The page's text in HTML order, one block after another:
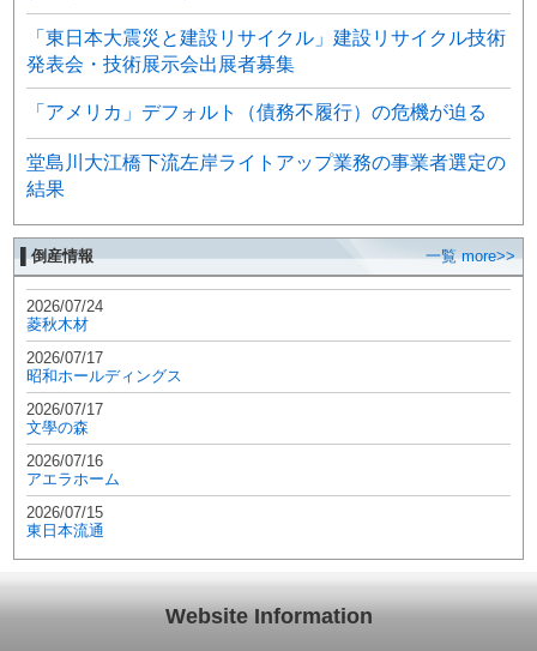
「東日本大震災と建設リサイクル」建設リサイクル技術
発表会・技術展示会出展者募集
「アメリカ」デフォルト（債務不履行）の危機が迫る
堂島川大江橋下流左岸ライトアップ業務の事業者選定の
結果
▌倒産情報 一覧 more>>
2026/07/24
菱秋木材
2026/07/17
昭和ホールディングス
2026/07/17
文學の森
2026/07/16
アエラホーム
2026/07/15
東日本流通
Website Information